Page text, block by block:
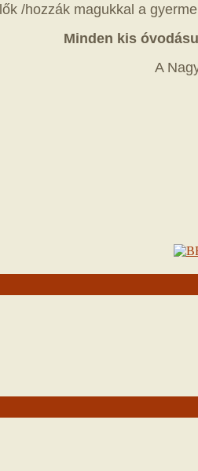
/hozzák magukkal a
Minden kis
A